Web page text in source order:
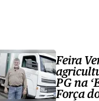
Feira
PG na
Força